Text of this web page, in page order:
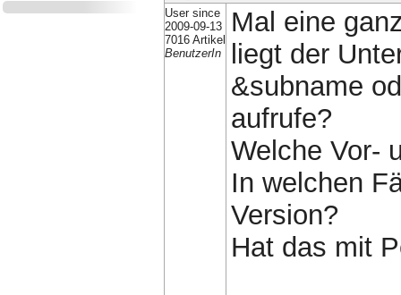
User since
2009-09-13
7016 Artikel
BenutzerIn
Mal eine
liegt der
&subname
aufrufe?
Welche Vor-
In welchen
Version?
Hat das mit